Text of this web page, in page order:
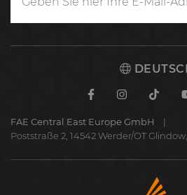
FacebookInstagram
FAE Central East Europe GmbH
Poststraße 2, 14542 Werder/OT